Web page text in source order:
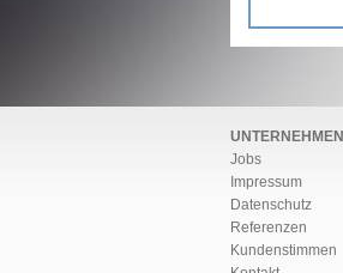
UNTERNEHMEN
Jobs
Impressum
Datenschutz
Referenzen
Kundenstimmen